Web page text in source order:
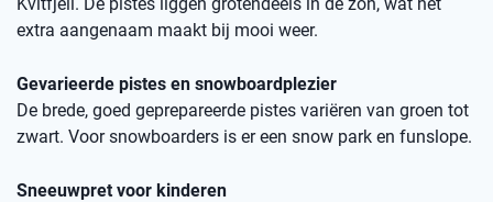
extra aangenaam maakt bij mooi weer.
Gevarieerde pistes en snowboardplezier
De brede, goed geprepareerde pistes variëren van groen tot
zwart. Voor snowboarders is er een snow park en funslope.
Sneeuwpret voor kinderen